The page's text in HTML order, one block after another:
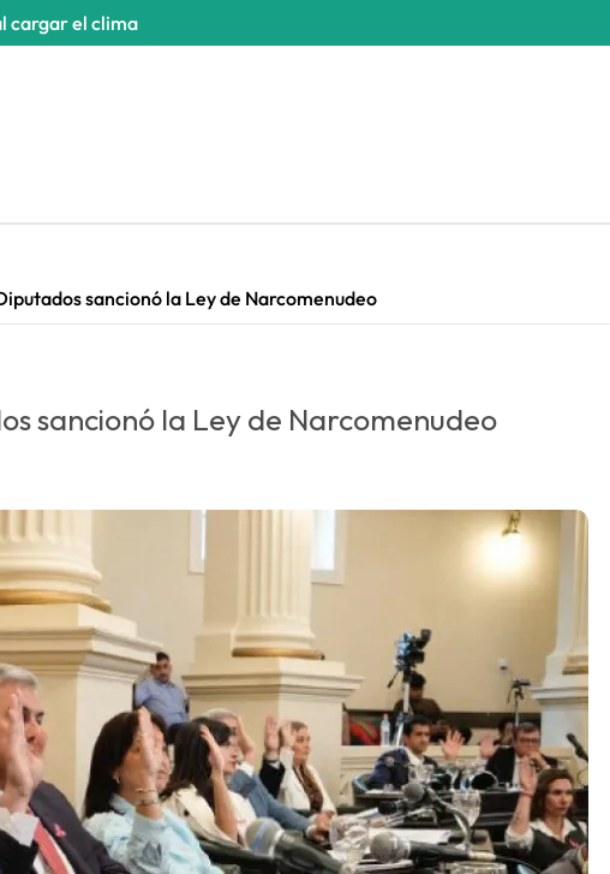
cargar el clima
sancionó la Ley de Narcomenudeo
sancionó la Ley de Narcomenudeo